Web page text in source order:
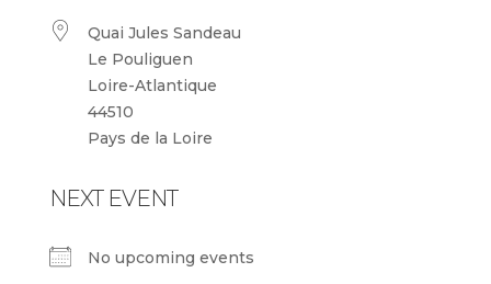
Quai Jules Sandeau
Le Pouliguen
Loire-Atlantique
44510
Pays de la Loire
NEXT EVENT
No upcoming events